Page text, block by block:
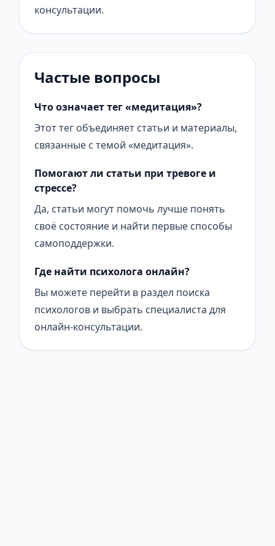
консультации.
Частые вопросы
Что означает тег «медитация»?
Этот тег объединяет статьи и материалы,
связанные с темой «медитация».
Помогают ли статьи при тревоге и
стрессе?
Да, статьи могут помочь лучше понять
своё состояние и найти первые способы
самоподдержки.
Где найти психолога онлайн?
Вы можете перейти в раздел поиска
психологов и выбрать специалиста для
онлайн-консультации.